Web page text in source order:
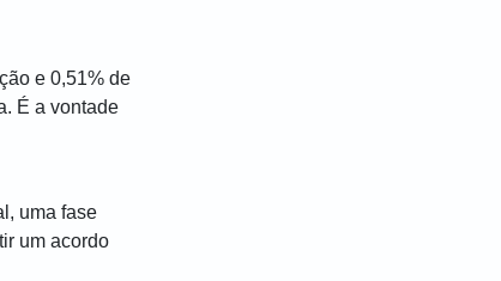
e 0,51% de
É a vontade
uma fase
um acordo